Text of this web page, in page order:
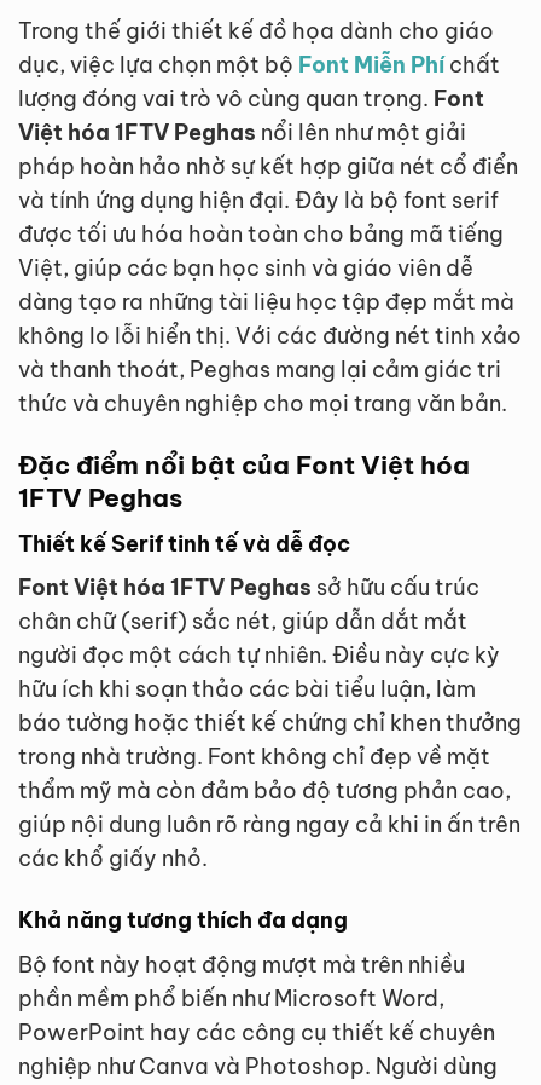
Trong thế giới thiết kế đồ họa dành cho giáo
dục, việc lựa chọn một bộ Font Miễn Phíchất
lượng đóng vai trò vô cùng quan trọng. Font
Việt hóa 1FTV Peghas nổi lên như một giải
pháp hoàn hảo nhờ sự kết hợp giữa nét cổ điển
và tính ứng dụng hiện đại. Đây là bộ font serif
được tối ưu hóa hoàn toàn cho bảng mã tiếng
Việt, giúp các bạn học sinh và giáo viên dễ
dàng tạo ra những tài liệu học tập đẹp mắt mà
không lo lỗi hiển thị. Với các đường nét tinh xảo
và thanh thoát, Peghas mang lại cảm giác tri
thức và chuyên nghiệp cho mọi trang văn bản.
Đặc điểm nổi bật của Font Việt hóa
1FTV Peghas
Thiết kế Serif tinh tế và dễ đọc
Font Việt hóa 1FTV Peghas sở hữu cấu trúc
chân chữ (serif) sắc nét, giúp dẫn dắt mắt
người đọc một cách tự nhiên. Điều này cực kỳ
hữu ích khi soạn thảo các bài tiểu luận, làm
báo tường hoặc thiết kế chứng chỉ khen thưởng
trong nhà trường. Font không chỉ đẹp về mặt
thẩm mỹ mà còn đảm bảo độ tương phản cao,
giúp nội dung luôn rõ ràng ngay cả khi in ấn trên
các khổ giấy nhỏ.
Khả năng tương thích đa dạng
Bộ font này hoạt động mượt mà trên nhiều
phần mềm phổ biến như Microsoft Word,
PowerPoint hay các công cụ thiết kế chuyên
nghiệp như Canva và Photoshop. Người dùng